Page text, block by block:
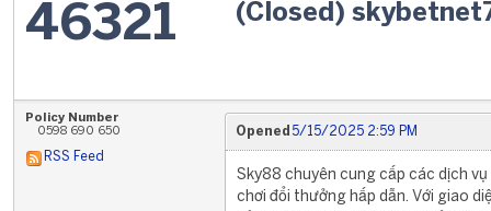
46321 (Closed)
Policy Number
0598 690 650
RSS Feed
Opened 5/15/2025 2:59 PM
Sky88 chuyên cung cấp các dịch
chơi đổi thưởng hấp dẫn. Với giao